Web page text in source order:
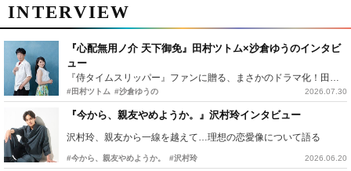
INTERVIEW
『心配無用ノ介 天下御免』田村ツトム×沙倉ゆうのインタビ
ュー
『侍タイムスリッパー』ファンに贈る、まさかのドラマ化！田村ツトム×沙倉ゆうのが語る『心配無用ノ介』撮影秘話
#田村ツトム #沙倉ゆうの 2026.07.30
『今から、親友やめようか。』沢村玲インタビュー
沢村玲、親友から一線を越えて…理想の恋愛像について語る
#今から、親友やめようか。 #沢村玲 2026.06.20